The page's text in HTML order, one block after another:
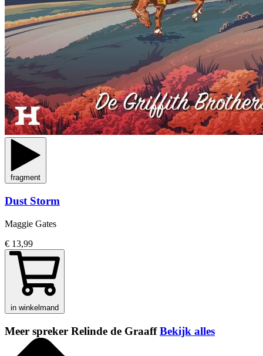
fragment
Dust Storm
Maggie Gates
€ 13,99
in winkelmand
Meer spreker Relinde de GraaffBekijk alles